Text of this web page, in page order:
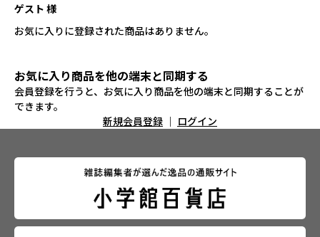
ゲスト 様
お気に入りに登録された商品はありません。
お気に入り商品を他の端末と同期する
会員登録を行うと、お気に入り商品を他の端末と同期することが
できます。
新規会員登録 ｜ ログイン